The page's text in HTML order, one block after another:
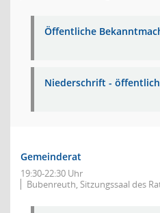
Öffentliche
Niederschrift - öffentlich
Gemeinderat
19:30-22:30 Uhr
Bubenreuth, Sitzungssaal des